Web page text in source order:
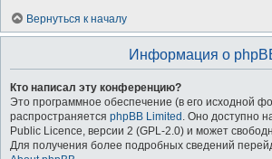
Вернуться к началу
Информация о
Кто написал эту конференцию?
Это программное обеспечение (в его исходной
распространяется phpBB Limited . Оно доступно
Public Licence, версии 2 (GPL-2.0) и может
Для получения более подробных сведений